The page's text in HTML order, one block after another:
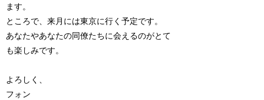
ます。
ところで、来月には東京に行く予定です。
あなたやあなたの同僚たちに会えるのがとて
も楽しみです。
よろしく、
フォン